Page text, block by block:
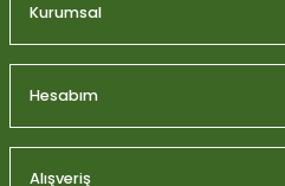
Kurumsal
Hesabım
Alışveriş